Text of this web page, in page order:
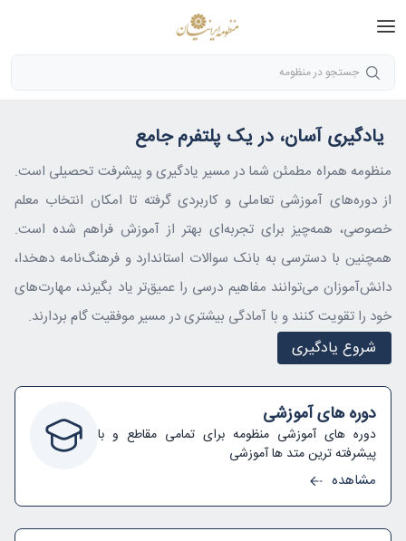
جستجو در منظومه
یادگیری آسان، در یک پلتفرم جامع
منظومه همراه مطمئن شما در مسیر یادگیری و پیشرفت تحصیلی است.
از دوره‌های آموزشی تعاملی و کاربردی گرفته تا امکان انتخاب معلم
خصوصی، همه‌چیز برای تجربه‌ای بهتر از آموزش فراهم شده است.
همچنین با دسترسی به بانک سوالات استاندارد و فرهنگ‌نامه دهخدا،
دانش‌آموزان می‌توانند مفاهیم درسی را عمیق‌تر یاد بگیرند، مهارت‌های
خود را تقویت کنند و با آمادگی بیشتری در مسیر موفقیت گام بردارند.
شروع یادگیری
دوره های آموزشی
دوره های آموزشی منظومه برای تمامی مقاطع و با
پیشرفته ترین متد ها آموزشی
مشاهده